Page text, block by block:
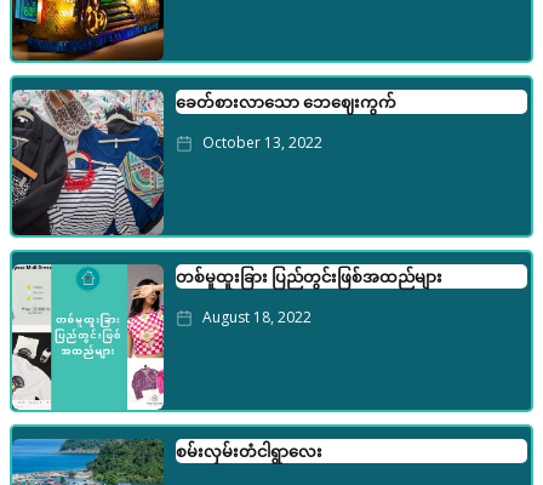
ခေတ်စားလာ‌သော ဘေဈေးကွက်
October 13, 2022
တစ်မူထူးခြား ပြည်တွင်းဖြစ်အထည်များ
August 18, 2022
စမ်းလှမ်းတံငါရွာလေး